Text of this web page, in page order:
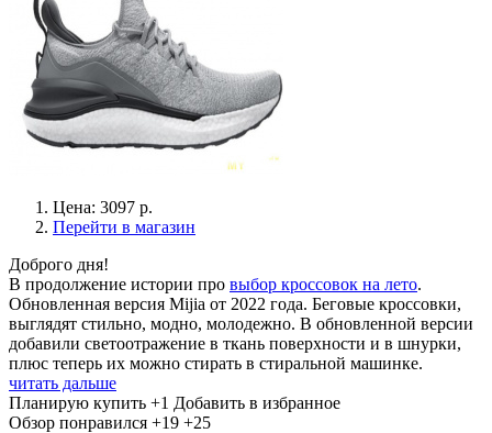
Цена: 3097 р.
Перейти в магазин
Доброго дня!
В продолжение истории про выбор кроссовок на лето.
Обновленная версия Mijia от 2022 года. Беговые кроссовки,
выглядят стильно, модно, молодежно. В обновленной версии
добавили светоотражение в ткань поверхности и в шнурки,
плюс теперь их можно стирать в стиральной машинке.
читать дальше
Планирую купить +1 Добавить в избранное
Обзор понравился +19 +25